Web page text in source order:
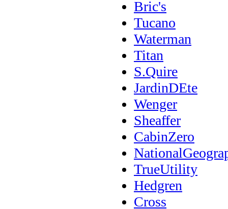
Bric's
Tucano
Waterman
Titan
S.Quire
JardinDEte
Wenger
Sheaffer
CabinZero
TrueUtility
Hedgren
Cross